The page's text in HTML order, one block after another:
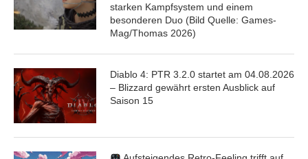
starken Kampfsystem und einem
besonderen Duo (Bild Quelle: Games-
Mag/Thomas 2026)
Diablo 4: PTR 3.2.0 startet am 04.08.2026
– Blizzard gewährt ersten Ausblick auf
Saison 15